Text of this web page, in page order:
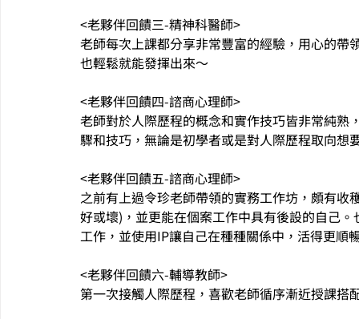
<老夥伴回饋三-精神科醫師>
老師每次上課都分享非常豐富的經驗，用心的
也輕鬆就能發揮出來～
<老夥伴回饋四-諮商心理師>
老師對於人際歷程的概念和實作技巧皆非常純
驟和技巧，無論是初學者或是對人際歷程取向想
<老夥伴回饋五-諮商心理師>
之前有上過令珍老師帶領的實務工作坊，頗有
好或壞)，並更能在個案工作中具有後設的自己
工作，並使用IP讓自己在種種關係中，活得更順
<老夥伴回饋六-輔導教師>
第一次接觸人際歷程，喜歡老師循序漸近授課搭